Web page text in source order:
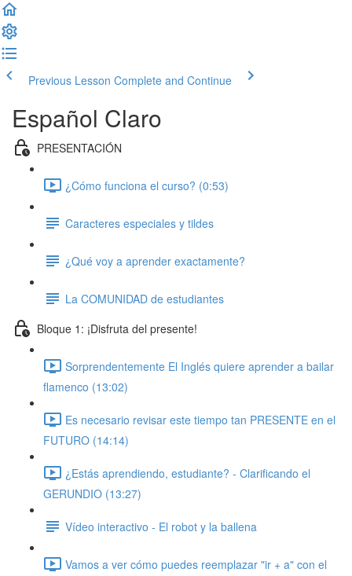
Previous Lesson Complete and Continue
Español Claro
PRESENTACIÓN
¿Cómo funciona el curso? (0:53)
Caracteres especiales y tildes
¿Qué voy a aprender exactamente?
La COMUNIDAD de estudiantes
Bloque 1: ¡Disfruta del presente!
Sorprendentemente El Inglés quiere aprender a bailar
flamenco (13:02)
Es necesario revisar este tiempo tan PRESENTE en el
FUTURO (14:14)
¿Estás aprendiendo, estudiante? - Clarificando el
GERUNDIO (13:27)
Vídeo interactivo - El robot y la ballena
Vamos a ver cómo puedes reemplazar "ir + a" con el